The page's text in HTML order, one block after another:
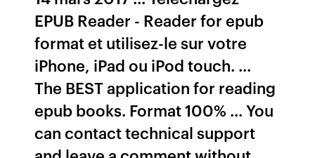
EPUB Reader - Reader for epub
format et utilisez-le sur votre
iPhone, iPad ou iPod touch. ...
The BEST application for reading
epub books. Format 100% ... You
can contact technical support